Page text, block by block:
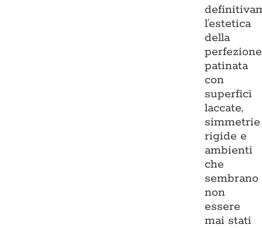
l’estetica
della
perfezione
patinata
con
superfici
laccate,
simmetrie
rigide e
ambienti
che
sembrano
non
essere
mai stati